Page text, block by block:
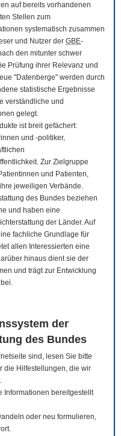
auf bereits vorhandenen
Stellen zum
systematisch zusammen
und Nutzer der GBE-
den mitunter schwer
Prüfung ihrer Relevanz und
"Datenberge" werden durch
statistische Ergebnisse
verständliche und
gelegt.
ist breit gefächert:
und -politiker,
Zur Zielgruppe
und Patienten,
jeweiligen Verbände.
des Bundes beziehen
und haben eine
der Länder. Auf
fachliche Grundlage für
allen Interessierten eine
hinaus dient sie der
und trägt zur Entwicklung
der
des Bundes
sind, lesen Sie bitte
die Hilfestellungen, die wir
Informationen bereitgestellt
oder neu formulieren,